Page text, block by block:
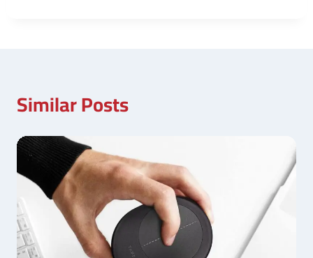
Similar Posts